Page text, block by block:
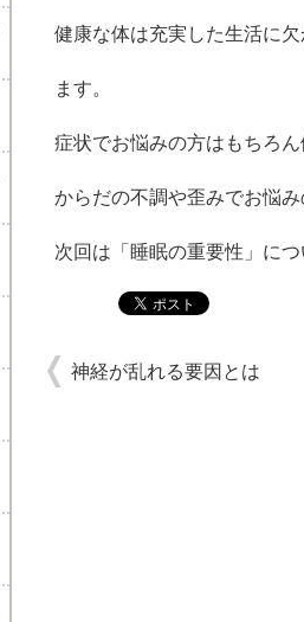
健康な体は充実した生活に
ます。
症状でお悩みの方はもちろ
からだの不調や歪みでお悩
次回は「睡眠の重要性」に
神経が乱れる要因とは